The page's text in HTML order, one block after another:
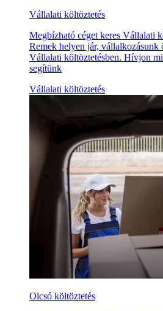
Vállalati költöztetés
Megbízható céget keres Vállalati
Remek helyen jár, vállalkozásunk
Vállalati költöztetésben. Hívjon
segítünk
Vállalati költöztetés
Olcsó költöztetés